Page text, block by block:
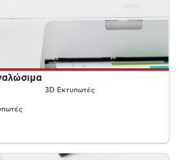
3D Εκτυπωτές